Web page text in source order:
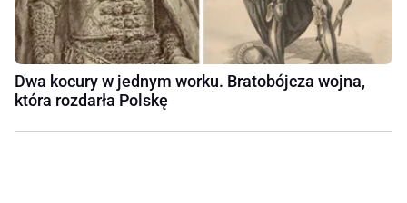
Dwa kocury w jednym worku. Bratobójcza wojna,
która rozdarła Polskę